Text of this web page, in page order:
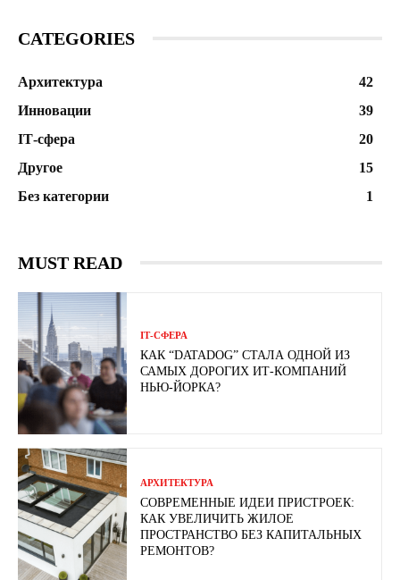
CATEGORIES
Архитектура
42
Инновации
39
ІТ-сфера
20
Другое
15
Без категории
1
MUST READ
ІТ-СФЕРА
КАК “DATADOG” СТАЛА ОДНОЙ ИЗ
САМЫХ ДОРОГИХ ИТ-КОМПАНИЙ
НЬЮ-ЙОРКА?
АРХИТЕКТУРА
СОВРЕМЕННЫЕ ИДЕИ ПРИСТРОЕК:
КАК УВЕЛИЧИТЬ ЖИЛОЕ
ПРОСТРАНСТВО БЕЗ КАПИТАЛЬНЫХ
РЕМОНТОВ?